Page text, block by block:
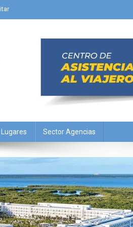
Sector Agencias